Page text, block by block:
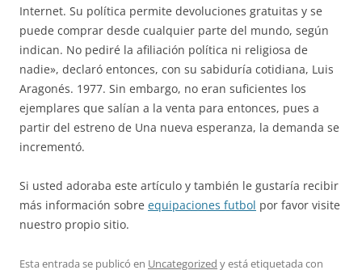
Internet. Su política permite devoluciones gratuitas y se
puede comprar desde cualquier parte del mundo, según
indican. No pediré la afiliación política ni religiosa de
nadie», declaró entonces, con su sabiduría cotidiana, Luis
Aragonés. 1977. Sin embargo, no eran suficientes los
ejemplares que salían a la venta para entonces, pues a
partir del estreno de Una nueva esperanza, la demanda se
incrementó.
Si usted adoraba este artículo y también le gustaría recibir
más información sobre equipaciones futbol por favor visite
nuestro propio sitio.
Esta entrada se publicó en Uncategorized y está etiquetada con